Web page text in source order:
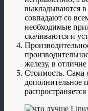
выкладываются в
совпадают со
необходимые
скачиваются и
железу, в
Стоимость. Сама
дополнительное